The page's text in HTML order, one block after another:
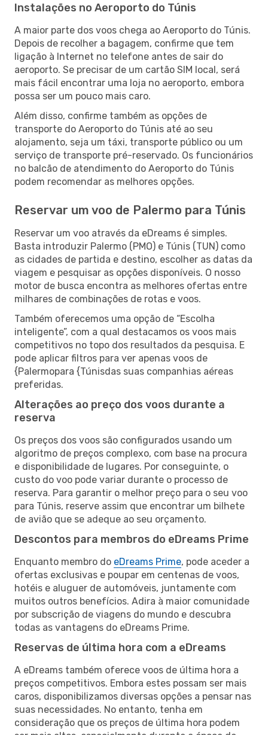
Instalações no Aeroporto do Túnis
A maior parte dos voos chega ao Aeroporto do Túnis.
Depois de recolher a bagagem, confirme que tem
ligação à Internet no telefone antes de sair do
aeroporto. Se precisar de um cartão SIM local, será
mais fácil encontrar uma loja no aeroporto, embora
possa ser um pouco mais caro.
Além disso, confirme também as opções de
transporte do Aeroporto do Túnis até ao seu
alojamento, seja um táxi, transporte público ou um
serviço de transporte pré-reservado. Os funcionários
no balcão de atendimento do Aeroporto do Túnis
podem recomendar as melhores opções.
Reservar um voo de Palermo para Túnis
Reservar um voo através da eDreams é simples.
Basta introduzir Palermo (PMO) e Túnis (TUN) como
as cidades de partida e destino, escolher as datas da
viagem e pesquisar as opções disponíveis. O nosso
motor de busca encontra as melhores ofertas entre
milhares de combinações de rotas e voos.
Também oferecemos uma opção de “Escolha
inteligente”, com a qual destacamos os voos mais
competitivos no topo dos resultados da pesquisa. E
pode aplicar filtros para ver apenas voos de
{Palermopara {Túnisdas suas companhias aéreas
preferidas.
Alterações ao preço dos voos durante a
reserva
Os preços dos voos são configurados usando um
algoritmo de preços complexo, com base na procura
e disponibilidade de lugares. Por conseguinte, o
custo do voo pode variar durante o processo de
reserva. Para garantir o melhor preço para o seu voo
para Túnis, reserve assim que encontrar um bilhete
de avião que se adeque ao seu orçamento.
Descontos para membros do eDreams Prime
Enquanto membro do eDreams Prime, pode aceder a
ofertas exclusivas e poupar em centenas de voos,
hotéis e aluguer de automóveis, juntamente com
muitos outros benefícios. Adira à maior comunidade
por subscrição de viagens do mundo e descubra
todas as vantagens do eDreams Prime.
Reservas de última hora com a eDreams
A eDreams também oferece voos de última hora a
preços competitivos. Embora estes possam ser mais
caros, disponibilizamos diversas opções a pensar nas
suas necessidades. No entanto, tenha em
consideração que os preços de última hora podem